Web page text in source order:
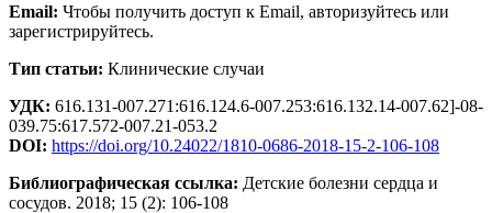
Email: Чтобы получить доступ к Email, авторизуйтесь или
зарегистрируйтесь.
Тип статьи: Клинические случаи
УДК: 616.131-007.271:616.124.6-007.253:616.132.14-007.62]-08-
039.75:617.572-007.21-053.2
DOI: https://doi.org/10.24022/1810-0686-2018-15-2-106-108
Библиографическая ссылка: Детские болезни сердца и
сосудов. 2018; 15 (2): 106-108